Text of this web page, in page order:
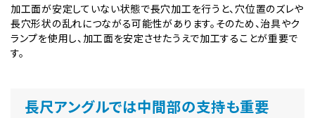
加工面が安定していない状態で長穴加工を行うと、穴位置のズレや
長穴形状の乱れにつながる可能性があります。そのため、治具やク
ランプを使用し、加工面を安定させたうえで加工することが重要で
す。
長尺アングルでは中間部の支持も重要